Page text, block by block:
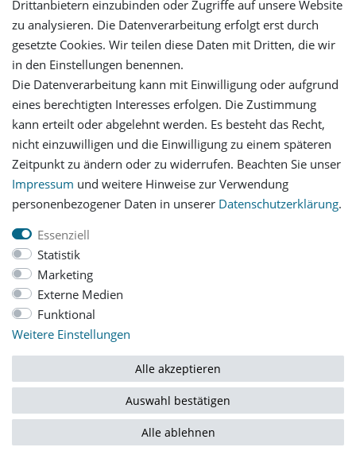
Login
Registrieren
Versandinformationen
Let's stay connected
Impressum
Barrierefreiheitserklärung
Vertrag widerrufen
© Copyright 2026 | Alle Rechte vorbehalten.
Drittanbietern einzubinden oder Zugriffe auf unsere Website
zu analysieren. Die Datenverarbeitung erfolgt erst durch
gesetzte Cookies. Wir teilen diese Daten mit Dritten, die wir
in den Einstellungen benennen.
Die Datenverarbeitung kann mit Einwilligung oder aufgrund
eines berechtigten Interesses erfolgen. Die Zustimmung
kann erteilt oder abgelehnt werden. Es besteht das Recht,
nicht einzuwilligen und die Einwilligung zu einem späteren
Zeitpunkt zu ändern oder zu widerrufen. Beachten Sie unser
Impressum und weitere Hinweise zur Verwendung
personenbezogener Daten in unserer Daten­schutz­erklärung.
Essenziell
Statistik
Marketing
Externe Medien
Funktional
Weitere Einstellungen
Alle akzeptieren
Auswahl bestätigen
Alle ablehnen